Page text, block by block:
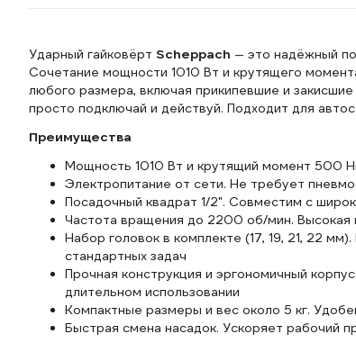
Ударный гайковёрт Scheppach — это надёжный
Сочетание мощности 1010 Вт и крутящего
любого размера, включая прикипевшие и
просто подключай и действуй. Подходит для
Преимущества
Мощность 1010 Вт и крутящий момент 500
Электропитание от сети. Не требует
Посадочный квадрат 1/2". Совместим с
Частота вращения до 2200 об/мин. Высокая
Набор головок в комплекте (17, 19, 21, 22
стандартных задач
Прочная конструкция и эргономичный
длительном использовании
Компактные размеры и вес около 5 кг.
Быстрая смена насадок. Ускоряет рабочий